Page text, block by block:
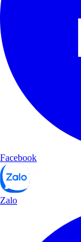
Facebook
Zalo